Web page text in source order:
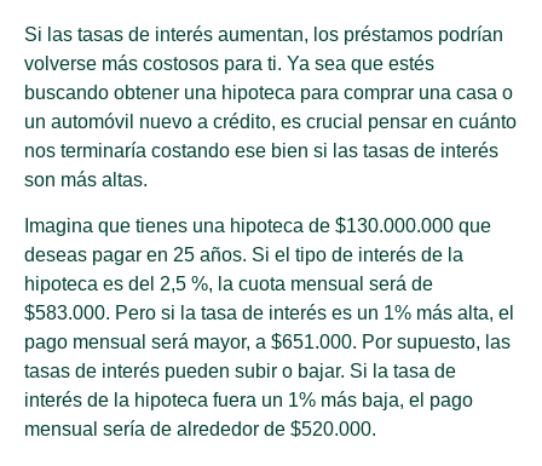
Si las tasas de interés aumentan, los préstamos podrían
volverse más costosos para ti. Ya sea que estés
buscando obtener una hipoteca para comprar una casa o
un automóvil nuevo a crédito, es crucial pensar en cuánto
nos terminaría costando ese bien si las tasas de interés
son más altas.
Imagina que tienes una hipoteca de $130.000.000 que
deseas pagar en 25 años. Si el tipo de interés de la
hipoteca es del 2,5 %, la cuota mensual será de
$583.000. Pero si la tasa de interés es un 1% más alta, el
pago mensual será mayor, a $651.000. Por supuesto, las
tasas de interés pueden subir o bajar. Si la tasa de
interés de la hipoteca fuera un 1% más baja, el pago
mensual sería de alrededor de $520.000.